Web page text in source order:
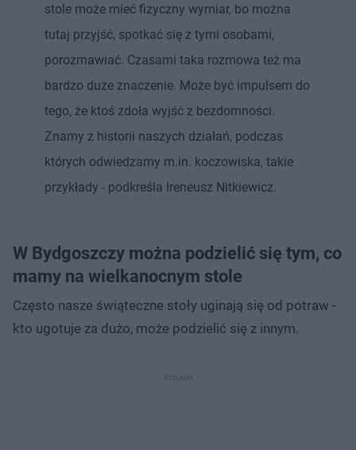
stole może mieć fizyczny wymiar, bo można
tutaj przyjść, spotkać się z tymi osobami,
porozmawiać. Czasami taka rozmowa też ma
bardzo duże znaczenie. Może być impulsem do
tego, że ktoś zdoła wyjść z bezdomności.
Znamy z historii naszych działań, podczas
których odwiedzamy m.in. koczowiska, takie
przykłady - podkreśla Ireneusz Nitkiewicz.
W Bydgoszczy można podzielić się tym, co
mamy na wielkanocnym stole
Często nasze świąteczne stoły uginają się od potraw -
kto ugotuje za dużo, może podzielić się z innym.